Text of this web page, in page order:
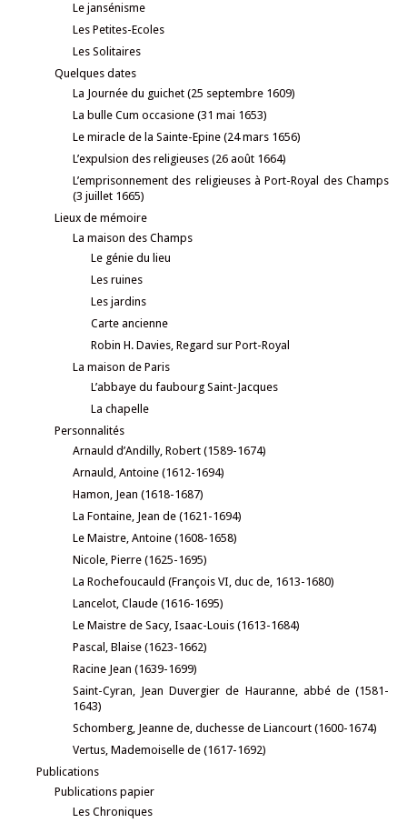
Le jansénisme
Les Petites-Ecoles
Les Solitaires
Quelques dates
La Journée du guichet (25 septembre 1609)
La bulle Cum occasione (31 mai 1653)
Le miracle de la Sainte-Epine (24 mars 1656)
L’expulsion des religieuses (26 août 1664)
L’emprisonnement des religieuses à Port-Royal des Champs
(3 juillet 1665)
Lieux de mémoire
La maison des Champs
Le génie du lieu
Les ruines
Les jardins
Carte ancienne
Robin H. Davies, Regard sur Port-Royal
La maison de Paris
L’abbaye du faubourg Saint-Jacques
La chapelle
Personnalités
Arnauld d’Andilly, Robert (1589-1674)
Arnauld, Antoine (1612-1694)
Hamon, Jean (1618-1687)
La Fontaine, Jean de (1621-1694)
Le Maistre, Antoine (1608-1658)
Nicole, Pierre (1625-1695)
La Rochefoucauld (François VI, duc de, 1613-1680)
Lancelot, Claude (1616-1695)
Le Maistre de Sacy, Isaac-Louis (1613-1684)
Pascal, Blaise (1623-1662)
Racine Jean (1639-1699)
Saint-Cyran, Jean Duvergier de Hauranne, abbé de (1581-
1643)
Schomberg, Jeanne de, duchesse de Liancourt (1600-1674)
Vertus, Mademoiselle de (1617-1692)
Publications
Publications papier
Les Chroniques